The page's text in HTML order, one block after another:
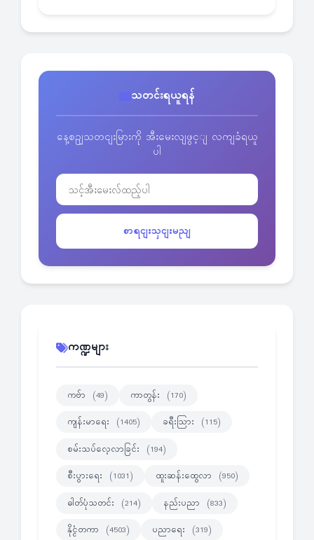
သတင်းရယူရန်
နေ့စဥျသတငျးမြားကို အီးမေးလျဖွင့ျ လကျခံရယူ
ပါ
စာရငျးသှငျးမညျ
ကဏ္ဍများ
ကဗ်ာ (49) ကာတွန်း (170)
ကျန်းမာရေး (1405) ခရီးသြား (115)
စမ်းသပ်လေ့လာခြင်း (194)
စီးပွားရေး (1031) ထူးဆန်းထွေလာ (950)
ဓါတ်ပုံသတင်း (214) နည်းပညာ (833)
နိုင္ငံတကာ (4503) ပညာရေး (319)